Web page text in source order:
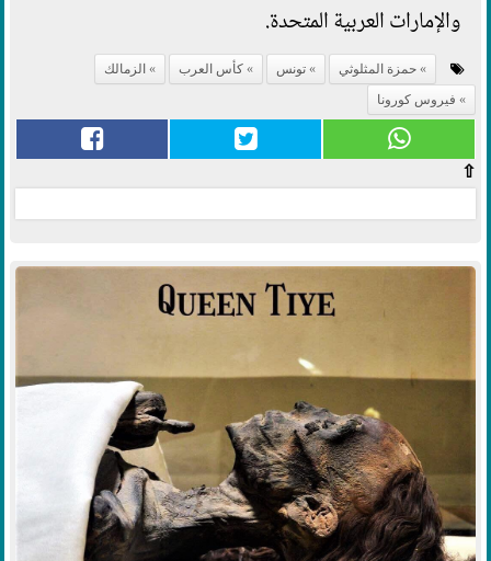
والإمارات العربية المتحدة.
حمزة المثلوثي تونس كأس العرب
الزمالك
فيروس كورونا
⇧